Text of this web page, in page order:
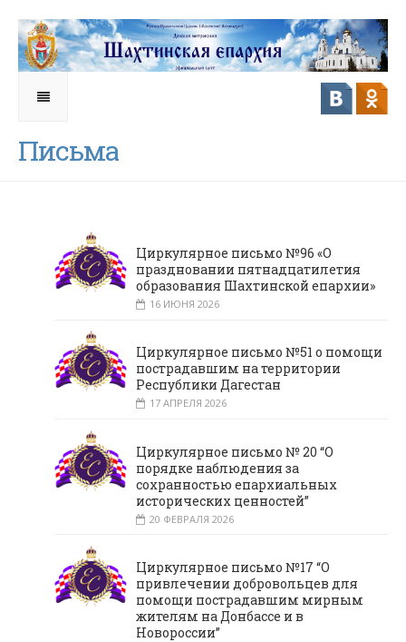
Письма
Циркулярное письмо №96 «О
праздновании пятнадцатилетия
образования Шахтинской епархии»
16 ИЮНЯ 2026
Циркулярное письмо №51 о помощи
пострадавшим на территории
Республики Дагестан
17 АПРЕЛЯ 2026
Циркулярное письмо № 20 “О
порядке наблюдения за
сохранностью епархиальных
исторических ценностей”
20 ФЕВРАЛЯ 2026
Циркулярное письмо №17 “О
привлечении добровольцев для
помощи пострадавшим мирным
жителям на Донбассе и в
Новороссии”